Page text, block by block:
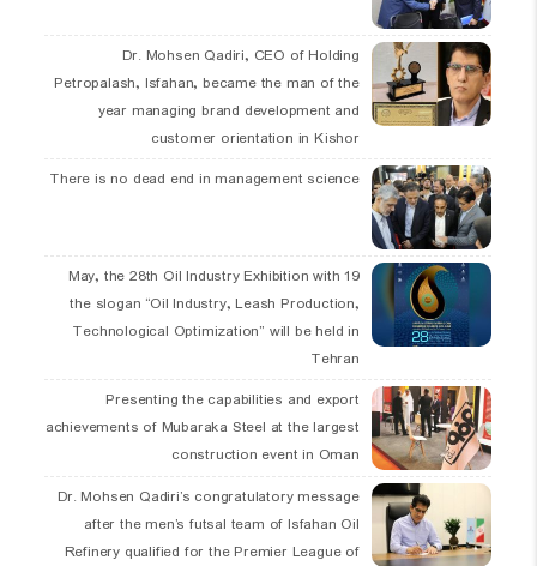
Dr. Mohsen Qadiri, CEO of Holding
Petropalash, Isfahan, became the man of the
year managing brand development and
customer orientation in Kishor
There is no dead end in management science
19 May, the 28th Oil Industry Exhibition with
the slogan “Oil Industry, Leash Production,
Technological Optimization” will be held in
Tehran
Presenting the capabilities and export
achievements of Mubaraka Steel at the largest
construction event in Oman
Dr. Mohsen Qadiri’s congratulatory message
after the men’s futsal team of Isfahan Oil
Refinery qualified for the Premier League of